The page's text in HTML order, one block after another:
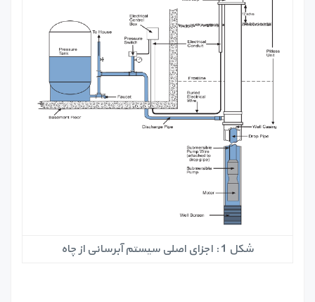
شکل 1 : اجزای اصلی سیستم آبرسانی از چاه